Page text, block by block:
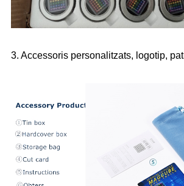
3. Accessoris personalitzats, logotip,